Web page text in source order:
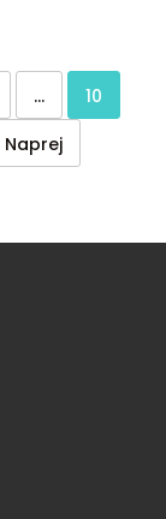
...
10
Naprej